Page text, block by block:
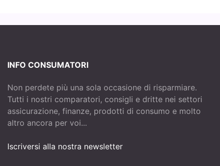
INFO CONSUMATORI
Non perdete più una sola occasione di risparmiare.
Tutti i nostri comparatori, consigli e dritte nei settori
assicurazione, finanze, prodotti di consumo e molto
altro ancora per voi...
Iscriversi alla nostra newsletter